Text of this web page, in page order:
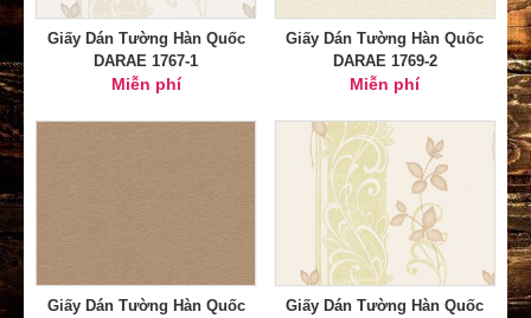
Giấy Dán Tường Hàn Quốc
DARAE 1767-1
Miễn phí
Giấy Dán Tường Hàn Quốc
DARAE 1769-2
Miễn phí
Giấy Dán Tường Hàn Quốc
Giấy Dán Tường Hàn Quốc